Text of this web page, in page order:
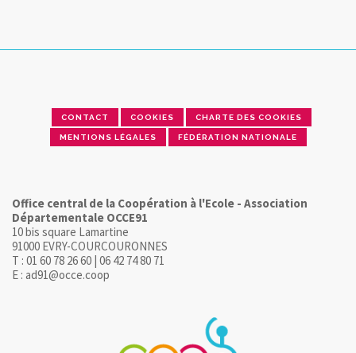
CONTACT COOKIES CHARTE DES COOKIES
MENTIONS LÉGALES FÉDÉRATION NATIONALE
Office central de la Coopération à l'Ecole - Association
Départementale OCCE91
10 bis square Lamartine
91000 EVRY-COURCOURONNES
T : 01 60 78 26 60 | 06 42 74 80 71
E : ad91@occe.coop